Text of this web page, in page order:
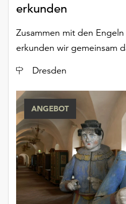
Ende
Seite
die
„Cookie-
zur
Verfügung.
Funktionale
Cookies
werden
auch
ohne
Ihr
Einverständnis
weiterhin
erkunden
Zusammen mit den
erkunden wir gemeinsam
Ort
Dresden
ANGEBOT